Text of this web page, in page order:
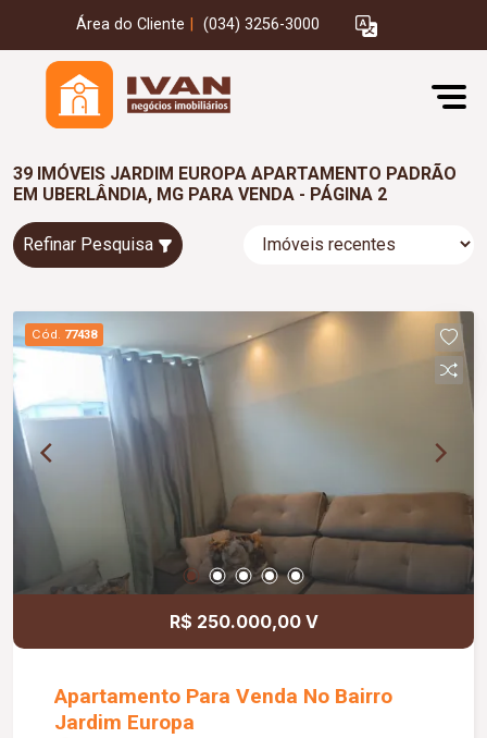
Área do Cliente (034) 3256-3000
39 IMÓVEIS JARDIM EUROPA APARTAMENTO PADRÃO
EM UBERLÂNDIA, MG PARA VENDA - PÁGINA 2
Refinar Pesquisa
Cód. 77438
R$ 250.000,00 V
Apartamento Para Venda No Bairro
Jardim Europa